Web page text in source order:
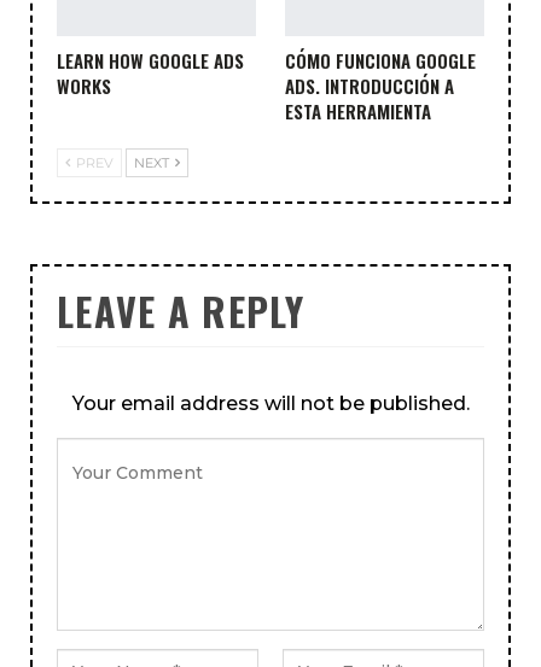
LEARN HOW GOOGLE ADS
WORKS
CÓMO FUNCIONA GOOGLE
ADS. INTRODUCCIÓN A
ESTA HERRAMIENTA
PREV NEXT
LEAVE A REPLY
Your email address will not be published.